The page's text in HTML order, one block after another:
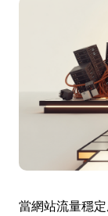
當網站流量穩